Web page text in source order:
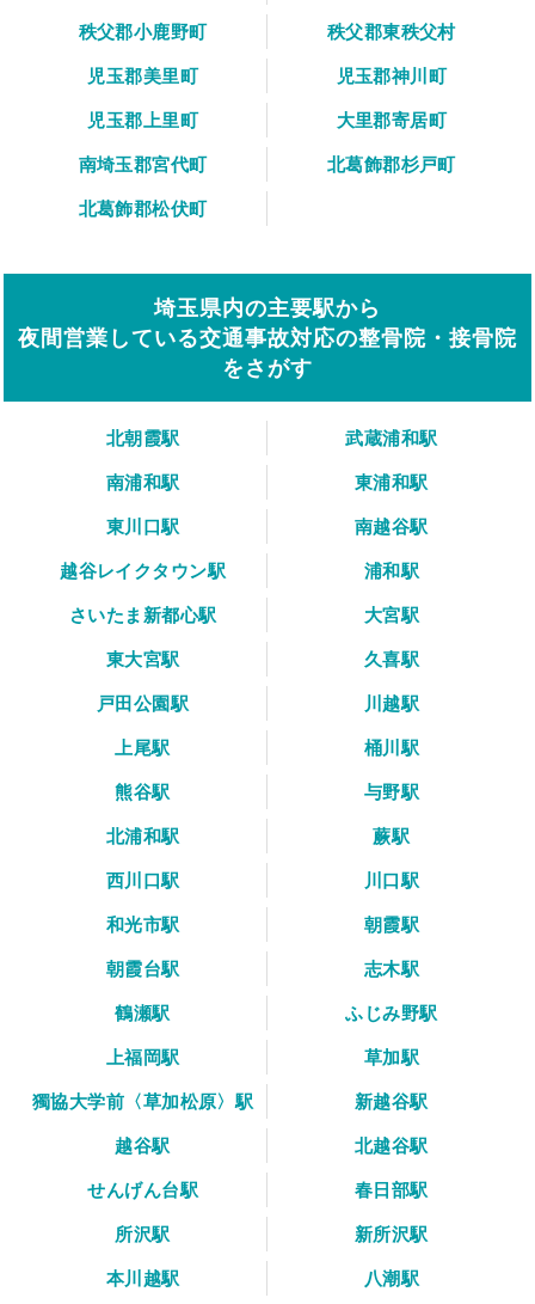
秩父郡小鹿野町
秩父郡東秩父村
児玉郡美里町
児玉郡神川町
児玉郡上里町
大里郡寄居町
南埼玉郡宮代町
北葛飾郡杉戸町
北葛飾郡松伏町
埼玉県内の主要駅から
夜間営業している交通事故対応の整骨院・接骨院
をさがす
北朝霞駅
武蔵浦和駅
南浦和駅
東浦和駅
東川口駅
南越谷駅
越谷レイクタウン駅
浦和駅
さいたま新都心駅
大宮駅
東大宮駅
久喜駅
戸田公園駅
川越駅
上尾駅
桶川駅
熊谷駅
与野駅
北浦和駅
蕨駅
西川口駅
川口駅
和光市駅
朝霞駅
朝霞台駅
志木駅
鶴瀬駅
ふじみ野駅
上福岡駅
草加駅
獨協大学前〈草加松原〉駅
新越谷駅
越谷駅
北越谷駅
せんげん台駅
春日部駅
所沢駅
新所沢駅
本川越駅
八潮駅